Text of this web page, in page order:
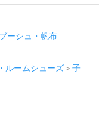
ーシュ・帆布
ルームシューズ＞ 子